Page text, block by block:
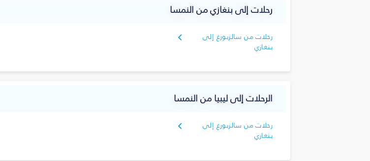
رحلات إلى بنغازي من النمسا
رحلات من سالزبورغ إلى
بنغازي
الرحلات إلى ليبيا من النمسا
رحلات من سالزبورغ إلى
بنغازي